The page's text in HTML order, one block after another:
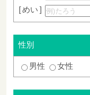
めい
性別
男性 女性